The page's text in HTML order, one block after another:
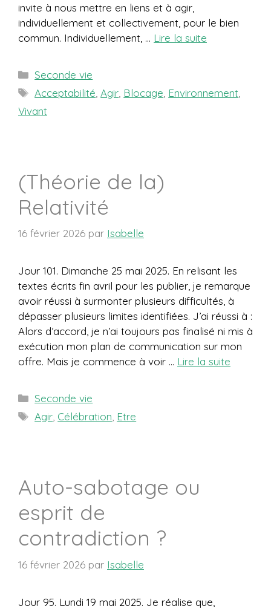
invite à nous mettre en liens et à agir,
individuellement et collectivement, pour le bien
commun. Individuellement, … Lire la suite
Catégories
Seconde vie
Étiquettes
Acceptabilité ,Agir Blocage Environnement
Vivant
(Théorie de la)
Relativité
16 février 2026 par Isabelle
Jour 101. Dimanche 25 mai 2025. En relisant les
textes écrits fin avril pour les publier, je remarque
avoir réussi à surmonter plusieurs difficultés, à
dépasser plusieurs limites identifiées. J’ai réussi à :
Alors d’accord, je n’ai toujours pas finalisé ni mis à
exécution mon plan de communication sur mon
offre. Mais je commence à voir … Lire la suite
Catégories
Seconde vie
Étiquettes
Agir Célébration Etre
Auto-sabotage ou
esprit de
contradiction ?
16 février 2026 par Isabelle
Jour 95. Lundi 19 mai 2025. Je réalise que,